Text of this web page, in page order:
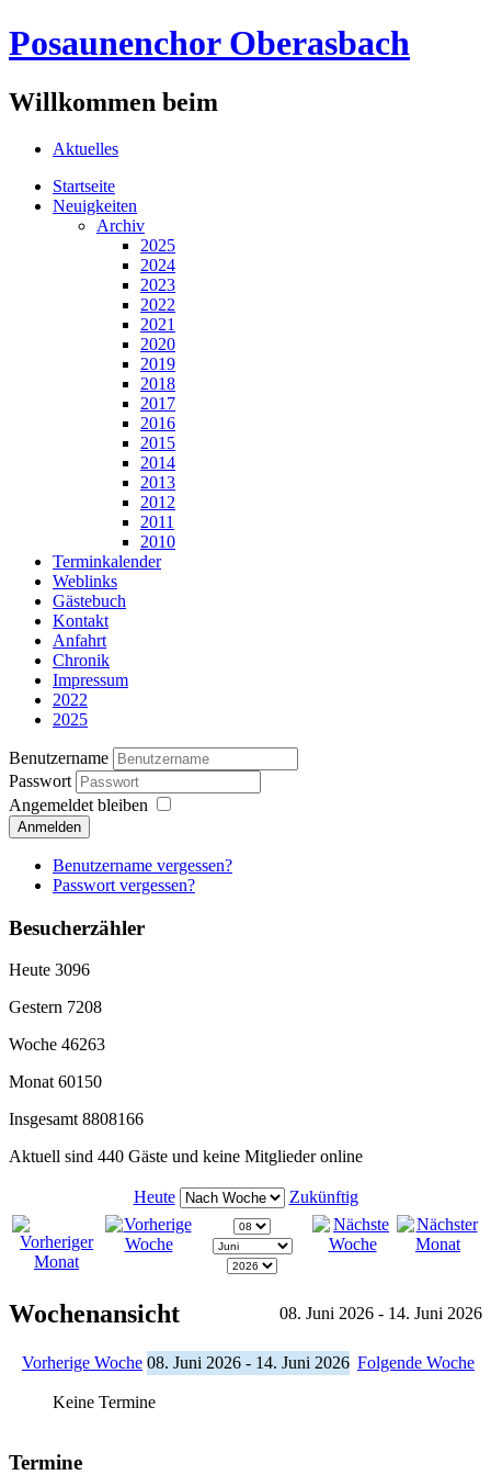
Posaunenchor Oberasbach
Willkommen beim
Aktuelles
Startseite
Neuigkeiten
Archiv
2025
2024
2023
2022
2021
2020
2019
2018
2017
2016
2015
2014
2013
2012
2011
2010
Terminkalender
Weblinks
Gästebuch
Kontakt
Anfahrt
Chronik
Impressum
2022
2025
Benutzername
Passwort
Angemeldet bleiben
Anmelden
Benutzername vergessen?
Passwort vergessen?
Besucherzähler
Heute 3096
Gestern 7208
Woche 46263
Monat 60150
Insgesamt 8808166
Aktuell sind 440 Gäste und keine Mitglieder online
Heute Zukünftig
Wochenansicht 08. Juni 2026 - 14. Juni 2026
Vorherige Woche 08. Juni 2026 - 14. Juni 2026 Folgende Woche
Keine Termine
Termine